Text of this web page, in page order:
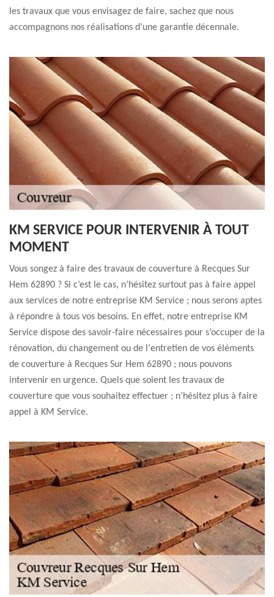
les travaux que vous envisagez de faire, sachez que nous
accompagnons nos réalisations d’une garantie décennale.
KM SERVICE POUR INTERVENIR À TOUT
MOMENT
Vous songez à faire des travaux de couverture à Recques Sur
Hem 62890 ? Si c’est le cas, n’hésitez surtout pas à faire appel
aux services de notre entreprise KM Service ; nous serons aptes
à répondre à tous vos besoins. En effet, notre entreprise KM
Service dispose des savoir-faire nécessaires pour s’occuper de la
rénovation, du changement ou de l'entretien de vos éléments
de couverture à Recques Sur Hem 62890 ; nous pouvons
intervenir en urgence. Quels que soient les travaux de
couverture que vous souhaitez effectuer ; n’hésitez plus à faire
appel à KM Service.